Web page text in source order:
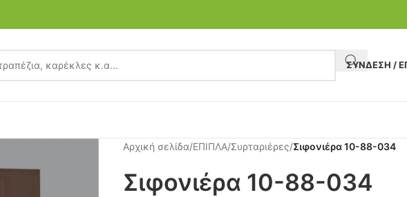
ΣΎΝΔΕΣΗ /
Αρχική σελίδα/ΕΠΙΠΛΑ/Συρταριέρες/Σιφονιέρα 10-88-034
Σιφονιέρα 10-88-034